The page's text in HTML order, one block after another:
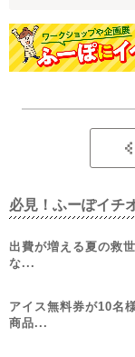
必見！ふーぽイチ
出費が増える夏の救
な...
アイス無料券が10名
商品...